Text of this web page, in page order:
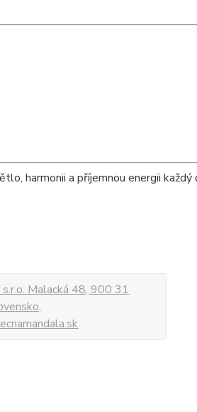
harmonii a příjemnou energii každý
Malacká 48, 900 31